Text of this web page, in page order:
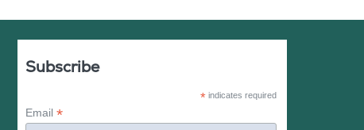
Subscribe
*indicates required
Email*